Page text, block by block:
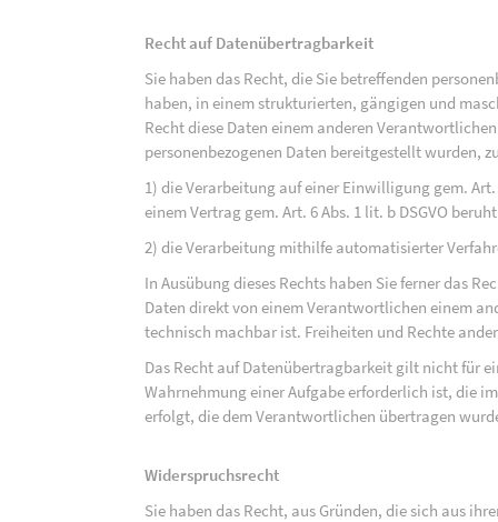
Recht auf Datenübertragbarkeit
Sie haben das Recht, die Sie betreffenden
haben, in einem strukturierten, gängigen und
Recht diese Daten einem anderen
personenbezogenen Daten bereitgestellt wurden,
1) die Verarbeitung auf einer Einwilligung gem. Art.
einem Vertrag gem. Art. 6 Abs. 1 lit. b DSGVO
2) die Verarbeitung mithilfe automatisierter
In Ausübung dieses Rechts haben Sie ferner das
Daten direkt von einem Verantwortlichen einem
technisch machbar ist. Freiheiten und Rechte
Das Recht auf Datenübertragbarkeit gilt nicht für
Wahrnehmung einer Aufgabe erforderlich ist, die
erfolgt, die dem Verantwortlichen übertragen
Widerspruchsrecht
Sie haben das Recht, aus Gründen, die sich aus